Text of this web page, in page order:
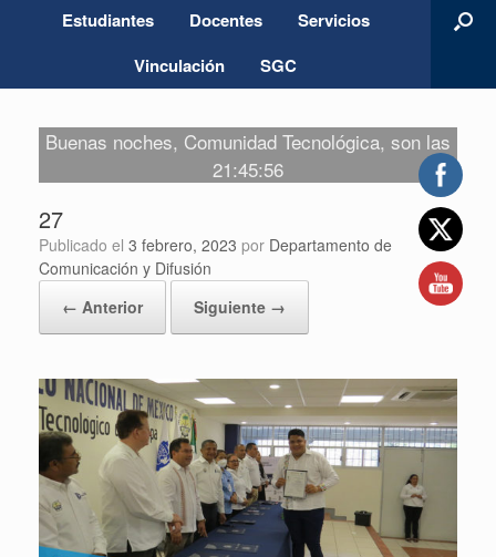
Estudiantes
Docentes
Servicios
Vinculación
SGC
Buenas noches, Comunidad Tecnológica, son las
21:45:56
27
Publicado el 3 febrero, 2023 por Departamento de
Comunicación y Difusión
← Anterior
Siguiente →